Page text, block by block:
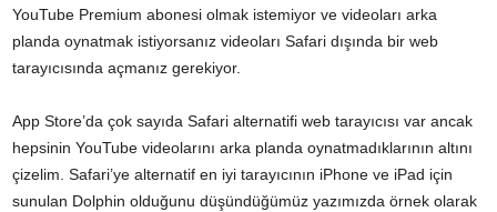
YouTube Premium abonesi olmak istemiyor ve videoları arka
planda oynatmak istiyorsanız videoları Safari dışında bir web
tarayıcısında açmanız gerekiyor.
App Store’da çok sayıda Safari alternatifi web tarayıcısı var ancak
hepsinin YouTube videolarını arka planda oynatmadıklarının altını
çizelim. Safari’ye alternatif en iyi tarayıcının iPhone ve iPad için
sunulan Dolphin olduğunu düşündüğümüz yazımızda örnek olarak